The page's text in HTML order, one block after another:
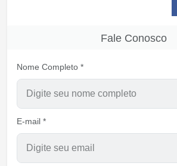
Fale Conosco
Nome Completo *
E-mail *